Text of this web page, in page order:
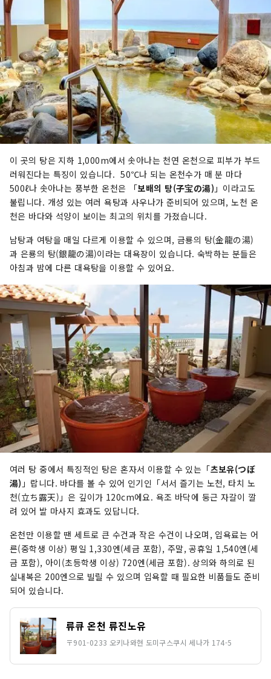
이 곳의 탕은 지하 1,000m에서 솟아나는 천연 온천으로 피부가 부드
러워진다는 특징이 있습니다. 50℃나 되는 온천수가 매 분 마다
500ℓ나 솟아나는 풍부한 온천은 「보배의 탕(子宝の湯) 」이라고도
불립니다. 개성 있는 여러 욕탕과 사우나가 준비되어 있으며, 노천 온
천은 바다와 석양이 보이는 최고의 위치를 가졌습니다.
남탕과 여탕을 매일 다르게 이용할 수 있으며, 금룡의 탕(金龍の湯)
과 은룡의 탕(銀龍の湯)이라는 대욕장이 있습니다. 숙박하는 분들은
아침과 밤에 다른 대욕탕을 이용할 수 있어요.
여러 탕 중에서 특징적인 탕은 혼자서 이용할 수 있는「츠보유(つぼ
湯) 」랍니다. 바다를 볼 수 있어 인기인「서서 즐기는 노천, 타치 노
천(立ち露天)」은 깊이가 120cm에요. 욕조 바닥에 둥근 자갈이 깔
려 있어 발 마사지 효과도 있답니다.
온천만 이용할 땐 세트로 큰 수건과 작은 수건이 나오며, 입욕료는 어
른(중학생 이상) 평일 1,330엔(세금 포함), 주말, 공휴일 1,540엔(세
금 포함), 아이(초등학생 이상) 720엔(세금 포함). 상의와 하의로 된
실내복은 200엔으로 빌릴 수 있으며 입욕할 때 필요한 비품들도 준비
되어 있습니다.
류큐 온천 류진노유
〒901-0233 오키나와현 도미구스쿠시 세나가 174-5